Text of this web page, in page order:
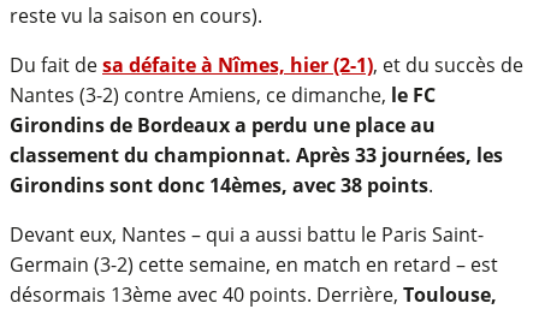
reste vu la saison en cours).
Du fait desa défaite à Nîmes, hier (2-1), et du succès de
Nantes (3-2) contre Amiens, ce dimanche, le FC
Girondins de Bordeaux a perdu une place au
classement du championnat. Après 33 journées, les
Girondins sont donc 14èmes, avec 38 points.
Devant eux, Nantes – qui a aussi battu le Paris Saint-
Germain (3-2) cette semaine, en match en retard – est
désormais 13ème avec 40 points. Derrière, Toulouse,